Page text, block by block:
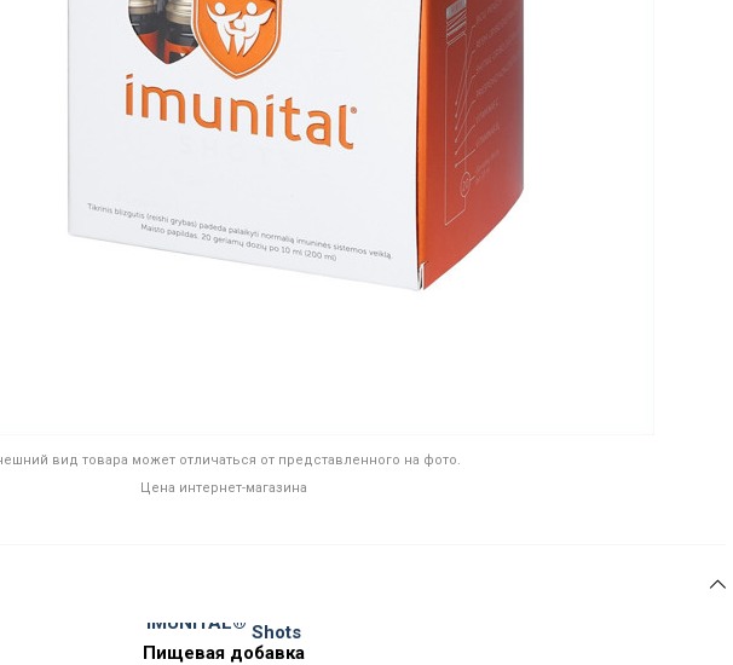
вид товара может отличаться от представленного на фото.
Цена интернет-магазина
IMUNITAL® Shots
Пищевая добавка